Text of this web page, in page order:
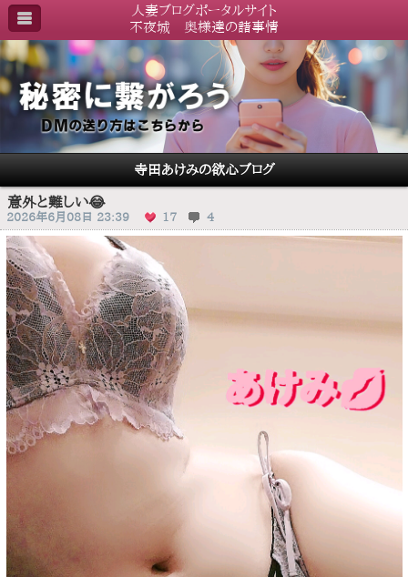
人妻ブログポータルサイト
不夜城 奥様達の諸事情
寺田あけみの欲心ブログ
意外と難しい😂
2026年6月08日 23:39 17 4